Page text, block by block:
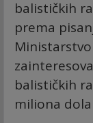
balističkih
prema
balističkih
miliona